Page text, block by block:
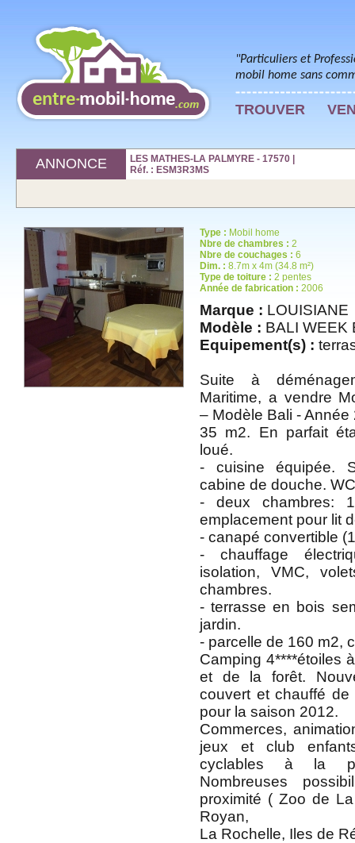
"Particuliers et
mobil home sans
TROUVER
ANNONCE
LES MATHES-LA PALMYRE - 17570 |
Réf. : ESM3R3MS
Type : Mobil home
Nbre de chambres : 2
Nbre de couchages : 6
Dim. : 8.7m x 4m (34.8 m²)
Type de toiture : 2 pentes
Année de fabrication : 2006
Marque : LOUISIANE
Modèle : BALI WEEK
Equipement(s) :
Suite à
Maritime, a vendre
– Modèle Bali -
35 m2. En parfait
loué.
- cuisine équipée.
cabine de douche.
- deux chambres:
emplacement pour lit
- canapé convertible
- chauffage
isolation, VMC,
chambres.
- terrasse en bois
jardin.
- parcelle de 160 m2,
Camping 4****étoiles
et de la forêt.
couvert et chauffé
pour la saison 2012.
Commerces,
jeux et club
cyclables à la
Nombreuses
proximité ( Zoo de
Royan,
La Rochelle, Iles de